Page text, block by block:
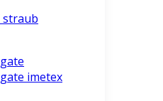
straub
imetex